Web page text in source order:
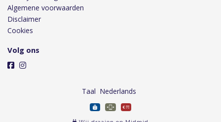
Algemene voorwaarden
Disclaimer
Cookies
Volg ons
Taal